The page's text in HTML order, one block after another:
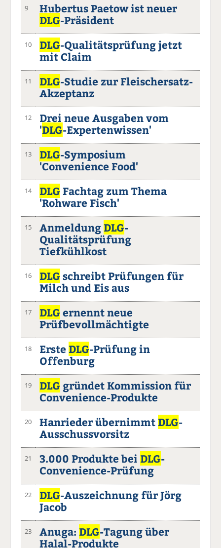
9
Hubertus Paetow ist neuer
DLG-Präsident
10 DLG-Qualitätsprüfung jetzt
mit Claim
11 DLG-Studie zur Fleischersatz-
Akzeptanz
12
Drei neue Ausgaben vom
'DLG-Expertenwissen'
13 DLG-Symposium
'Convenience Food'
14 DLG Fachtag zum Thema
'Rohware Fisch'
15 Anmeldung DLG-
Qualitätsprüfung
Tiefkühlkost
16 DLG schreibt Prüfungen für
Milch und Eis aus
17 DLG ernennt neue
Prüfbevollmächtigte
18 Erste DLG-Prüfung in
Offenburg
19 DLG gründet Kommission für
Convenience-Produkte
20 Hanrieder übernimmt DLG-
Ausschussvorsitz
21 3.000 Produkte bei DLG-
Convenience-Prüfung
22 DLG-Auszeichnung für Jörg
Jacob
23 Anuga: DLG-Tagung über
Halal-Produkte